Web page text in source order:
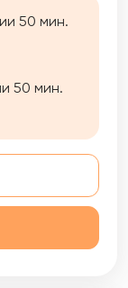
50 мин.
50 мин.